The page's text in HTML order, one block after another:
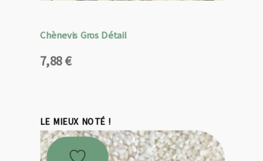
Chènevis Gros Détail
7,88€
LE MIEUX NOTÉ !